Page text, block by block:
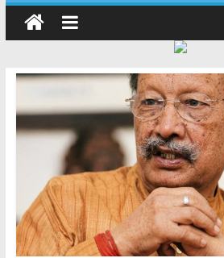
एमडीडीए बोर्ड बैठक, देहरादून और मसूरी के विकास के
हरी झंडी